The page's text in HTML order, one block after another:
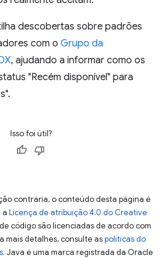
descobertas sobre padrões
com o Grupo da
, ajudando a informar como os
"Recém disponível" para
Isso foi útil?
contrária, o conteúdo desta página é
a Licença de atribuição 4.0 do Creative
código são licenciadas de acordo com
mais detalhes, consulte aspolíticas do
. Java é uma marca registrada da Oracle